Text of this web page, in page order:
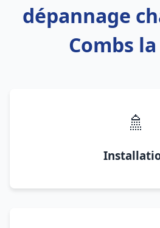
dépannage
Combs
🚿